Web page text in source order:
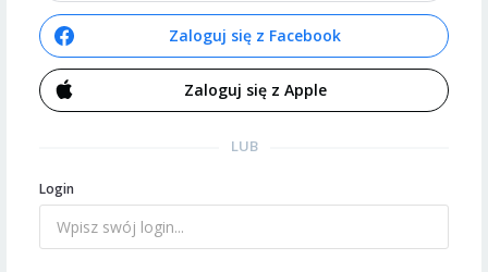
Zaloguj się z Facebook
Zaloguj się z Apple
LUB
Login